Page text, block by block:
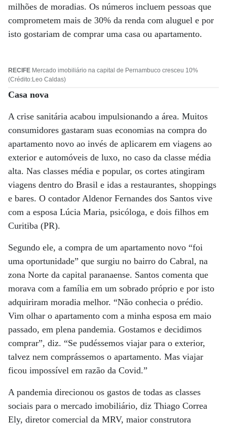
milhões de moradias. Os números incluem pessoas que
comprometem mais de 30% da renda com aluguel e por
isto gostariam de comprar uma casa ou apartamento.
RECIFE Mercado imobiliário na capital de Pernambuco cresceu 10%
(Crédito:Leo Caldas)
Casa nova
A crise sanitária acabou impulsionando a área. Muitos
consumidores gastaram suas economias na compra do
apartamento novo ao invés de aplicarem em viagens ao
exterior e automóveis de luxo, no caso da classe média
alta. Nas classes média e popular, os cortes atingiram
viagens dentro do Brasil e idas a restaurantes, shoppings
e bares. O contador Aldenor Fernandes dos Santos vive
com a esposa Lúcia Maria, psicóloga, e dois filhos em
Curitiba (PR).
Segundo ele, a compra de um apartamento novo “foi
uma oportunidade” que surgiu no bairro do Cabral, na
zona Norte da capital paranaense. Santos comenta que
morava com a família em um sobrado próprio e por isto
adquiriram moradia melhor. “Não conhecia o prédio.
Vim olhar o apartamento com a minha esposa em maio
passado, em plena pandemia. Gostamos e decidimos
comprar”, diz. “Se pudéssemos viajar para o exterior,
talvez nem comprássemos o apartamento. Mas viajar
ficou impossível em razão da Covid.”
A pandemia direcionou os gastos de todas as classes
sociais para o mercado imobiliário, diz Thiago Correa
Ely, diretor comercial da MRV, maior construtora